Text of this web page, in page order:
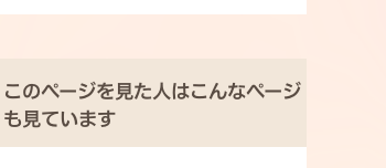
このページを見た人はこんなページ
も見ています